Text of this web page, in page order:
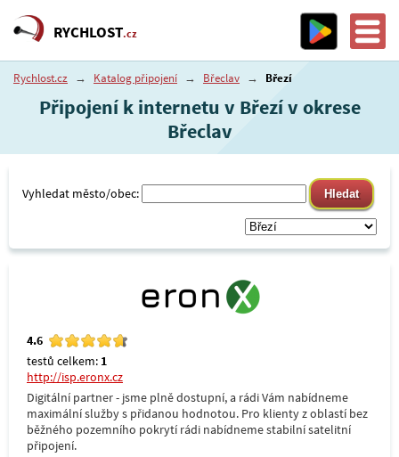
RYCHLOST.cz
Rychlost.cz → Katalog připojení → Břeclav → Březí
Připojení k internetu v Březí v okrese
Břeclav
Vyhledat město/obec:
4.6
testů celkem: 1
http://isp.eronx.cz
Digitální partner - jsme plně dostupní, a rádi Vám nabídneme
maximální služby s přidanou hodnotou. Pro klienty z oblastí bez
běžného pozemního pokrytí rádi nabídneme stabilní satelitní
připojení.